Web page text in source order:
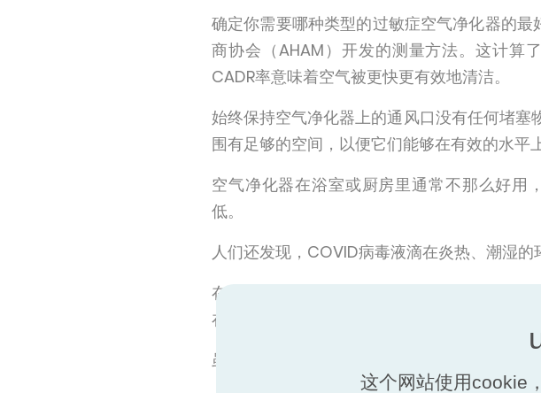
确定你需要哪种类型的过敏症空气净化器的
商协会（AHAM）开发的测量方法。这计算
CADR率意味着空气被更快更有效地清洁。
始终保持空气净化器上的通风口没有任何堵
围有足够的空间，以便它们能够在有效的水平
空气净化器在浴室或厨房里通常不那么好用
低。
人们还发现，COVID病毒液滴在炎热、潮湿的
在许多商业建筑中，空气净化器被纳入内置
在桌子上的型号。
虽然COVID的空气净化器不能100%地去除空
这个网站使用cookie